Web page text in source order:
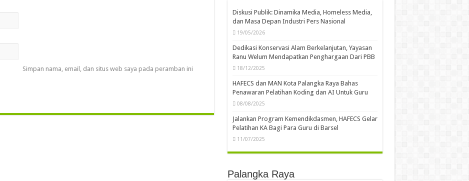
Simpan nama, email, dan situs web saya pada peramban ini
Diskusi Publik: Dinamika Media, Homeless Media,
dan Masa Depan Industri Pers Nasional
19/05/2026
Dedikasi Konservasi Alam Berkelanjutan, Yayasan
Ranu Welum Mendapatkan Penghargaan Dari PBB
18/12/2025
HAFECS dan MAN Kota Palangka Raya Bahas
Penawaran Pelatihan Koding dan AI Untuk Guru
08/08/2025
Jalankan Program Kemendikdasmen, HAFECS Gelar
Pelatihan KA Bagi Para Guru di Barsel
11/07/2025
Palangka Raya